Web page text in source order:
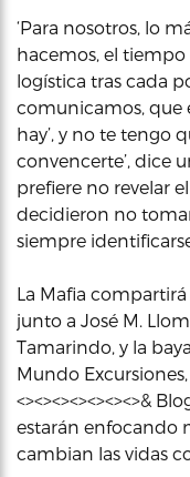
‘Para nosotros, lo
hacemos, el tiempo
logística tras cada
comunicamos, que
hay’, y no te tengo
convencerte’, dice
prefiere no revelar
decidieron no
siempre
La Mafia
junto a José M.
Tamarindo, y la
Mundo Excursiones,
<><><><><><><>&
estarán enfocando
cambian las vidas